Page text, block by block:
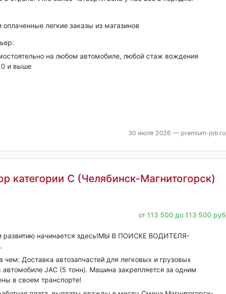
легкие заказы из магазинов
на любом автомобиле, любой стаж вождения
и выше
30 июля 2026 — premium-job.ru
категории С (Челябинск-Магнитогорск)
от 113 500 до 113 500 руб
развитию начинается здесь!МЫ В ПОИСКЕ ВОДИТЕЛЯ-
чем: Доставка автозапчастей для легковых и грузовых
JAC (5 тонн). Машина закрепляется за одним
в своем транспорте!